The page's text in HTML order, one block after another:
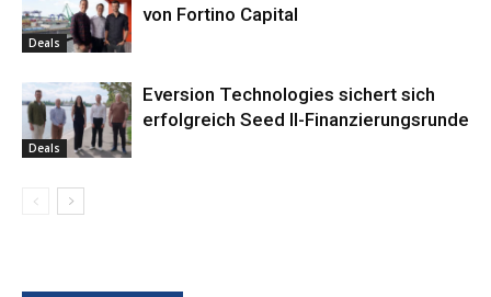
Deals
von Fortino Capital
Deals
Eversion Technologies sichert sich
erfolgreich Seed II-Finanzierungsrunde